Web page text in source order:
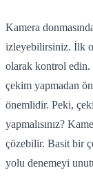
Kamera
izleyebilirsiniz. İlk
olarak kontrol edin.
çekim yapmadan
önemlidir. Peki,
yapmalısınız?
çözebilir. Basit bir
yolu denemeyi